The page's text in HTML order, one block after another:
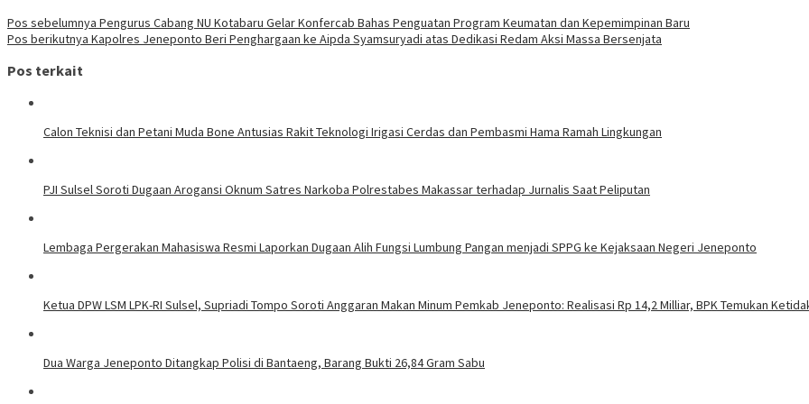
Pos sebelumnya Pengurus Cabang NU Kotabaru Gelar Konfercab Bahas Penguatan Program Keumatan dan Kepemimpinan Baru
Pos berikutnya Kapolres Jeneponto Beri Penghargaan ke Aipda Syamsuryadi atas Dedikasi Redam Aksi Massa Bersenjata
Pos terkait
Calon Teknisi dan Petani Muda Bone Antusias Rakit Teknologi Irigasi Cerdas dan Pembasmi Hama Ramah Lingkungan
PJI Sulsel Soroti Dugaan Arogansi Oknum Satres Narkoba Polrestabes Makassar terhadap Jurnalis Saat Peliputan
Lembaga Pergerakan Mahasiswa Resmi Laporkan Dugaan Alih Fungsi Lumbung Pangan menjadi SPPG ke Kejaksaan Negeri Jeneponto
Ketua DPW LSM LPK-RI Sulsel, Supriadi Tompo Soroti Anggaran Makan Minum Pemkab Jeneponto: Realisasi Rp 14,2 Milliar, BPK Temukan
Dua Warga Jeneponto Ditangkap Polisi di Bantaeng, Barang Bukti 26,84 Gram Sabu